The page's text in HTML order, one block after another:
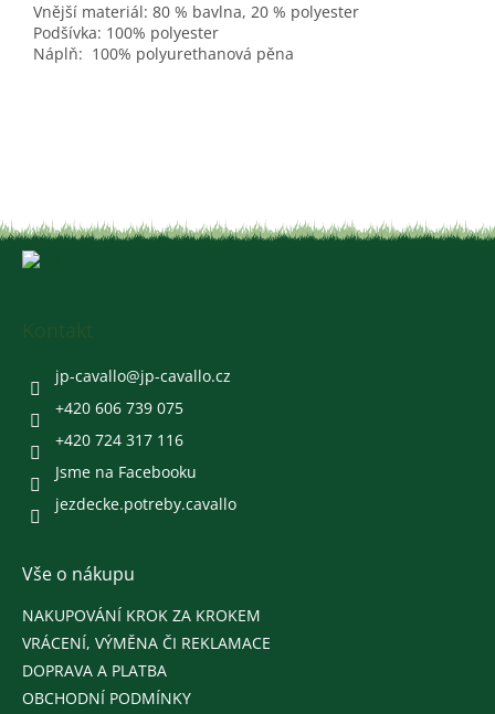
Vnější materiál: 80 % bavlna, 20 % polyester
Podšívka: 100% polyester
Náplň: 100% polyurethanová pěna
jp-cavallo@jp-cavallo.cz
+420 606 739 075
+420 724 317 116
Jsme na Facebooku
jezdecke.potreby.cavallo
Vše o nákupu
NAKUPOVÁNÍ KROK ZA KROKEM
VRÁCENÍ, VÝMĚNA ČI REKLAMACE
DOPRAVA A PLATBA
OBCHODNÍ PODMÍNKY